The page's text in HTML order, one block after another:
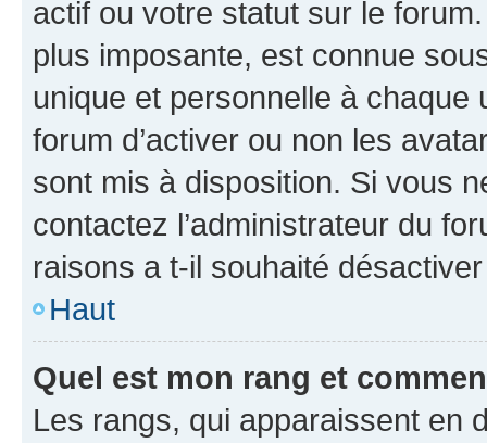
actif ou votre statut sur le
plus imposante, est connue
unique et personnelle à chaque
forum d’activer ou non les
sont mis à disposition. Si vous
contactez l’administrateur du
raisons a t-il souhaité
Haut
Quel est mon rang et
Les rangs, qui apparaissent en